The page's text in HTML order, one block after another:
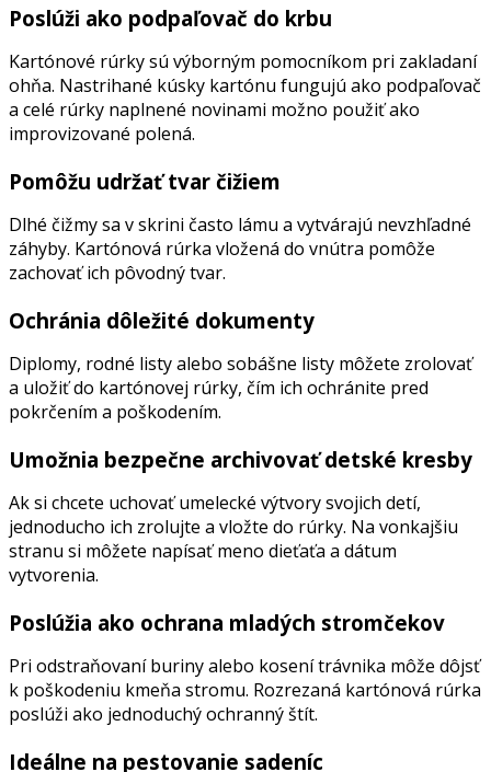
Poslúži ako podpaľovač do krbu
Kartónové rúrky sú výborným pomocníkom pri zakladaní
ohňa. Nastrihané kúsky kartónu fungujú ako podpaľovač
a celé rúrky naplnené novinami možno použiť ako
improvizované polená.
Pomôžu udržať tvar čižiem
Dlhé čižmy sa v skrini často lámu a vytvárajú nevzhľadné
záhyby. Kartónová rúrka vložená do vnútra pomôže
zachovať ich pôvodný tvar.
Ochránia dôležité dokumenty
Diplomy, rodné listy alebo sobášne listy môžete zrolovať
a uložiť do kartónovej rúrky, čím ich ochránite pred
pokrčením a poškodením.
Umožnia bezpečne archivovať detské kresby
Ak si chcete uchovať umelecké výtvory svojich detí,
jednoducho ich zrolujte a vložte do rúrky. Na vonkajšiu
stranu si môžete napísať meno dieťaťa a dátum
vytvorenia.
Poslúžia ako ochrana mladých stromčekov
Pri odstraňovaní buriny alebo kosení trávnika môže dôjsť
k poškodeniu kmeňa stromu. Rozrezaná kartónová rúrka
poslúži ako jednoduchý ochranný štít.
Ideálne na pestovanie sadeníc